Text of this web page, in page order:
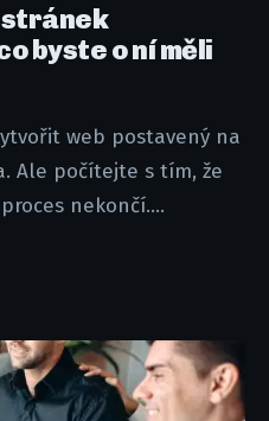
stránek
byste o ní měli
web postavený na
Ale počítejte s tím, že
nekončí....